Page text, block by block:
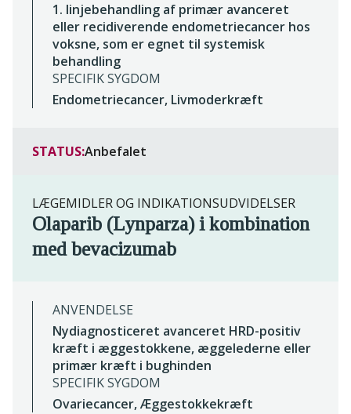
1. linjebehandling af primær avanceret
eller recidiverende endometriecancer hos
voksne, som er egnet til systemisk
behandling
SPECIFIK SYGDOM
Endometriecancer, Livmoderkræft
STATUS:Anbefalet
LÆGEMIDLER OG INDIKATIONSUDVIDELSER
Olaparib (Lynparza) i kombination
med bevacizumab
ANVENDELSE
Nydiagnosticeret avanceret HRD-positiv
kræft i æggestokkene, æggelederne eller
primær kræft i bughinden
SPECIFIK SYGDOM
Ovariecancer, Æggestokkekræft